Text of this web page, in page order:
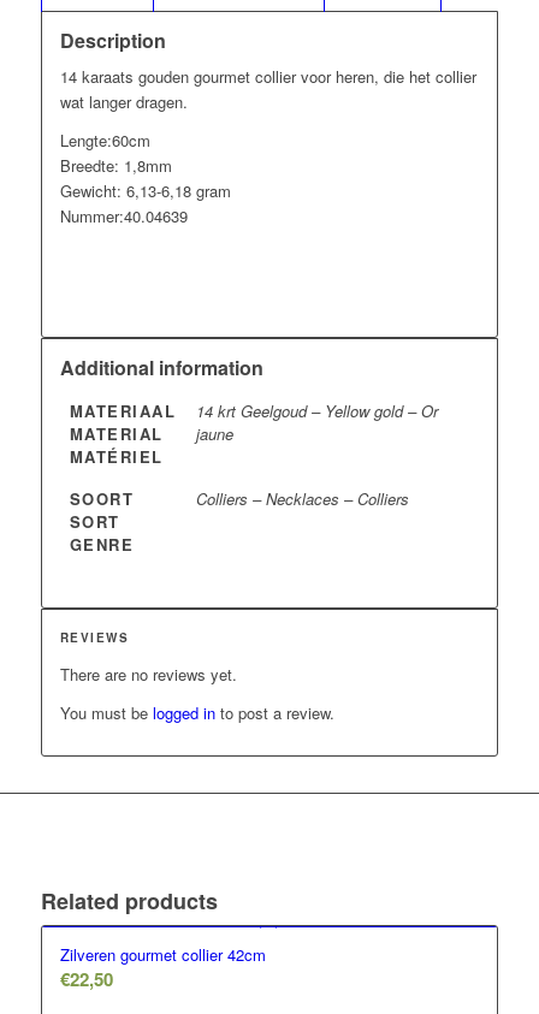
Description
14 karaats gouden gourmet collier voor heren, die het collier
wat langer dragen.
Lengte:60cm
Breedte: 1,8mm
Gewicht: 6,13-6,18 gram
Nummer:40.04639
Additional information
MATERIAAL
MATERIAL
MATÉRIEL
14 krt Geelgoud – Yellow gold – Or
jaune
SOORT
SORT
GENRE
Colliers – Necklaces – Colliers
REVIEWS
There are no reviews yet.
You must be logged into post a review.
Related products
Zilveren gourmet collier 42cm
€22,50